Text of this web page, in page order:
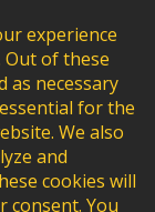
experience
of these
as necessary
for the
We also
and
cookies will
consent. You